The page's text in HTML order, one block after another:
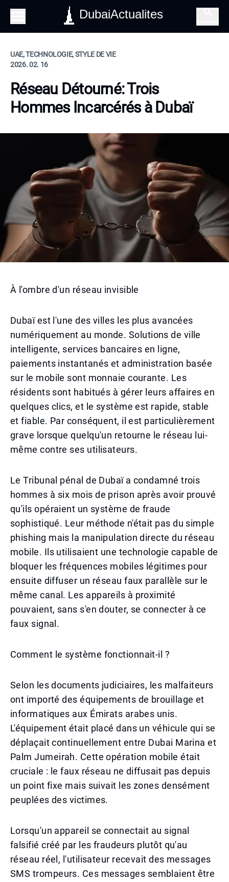
DubaiActualites
UAE, TECHNOLOGIE, STYLE DE VIE
2026. 02. 16
Réseau Détourné: Trois
Hommes Incarcérés à Dubaï
À l'ombre d'un réseau invisible
Dubaï est l'une des villes les plus avancées
numériquement au monde. Solutions de ville
intelligente, services bancaires en ligne,
paiements instantanés et administration basée
sur le mobile sont monnaie courante. Les
résidents sont habitués à gérer leurs affaires en
quelques clics, et le système est rapide, stable
et fiable. Par conséquent, il est particulièrement
grave lorsque quelqu'un retourne le réseau lui-
même contre ses utilisateurs.
Le Tribunal pénal de Dubaï a condamné trois
hommes à six mois de prison après avoir prouvé
qu'ils opéraient un système de fraude
sophistiqué. Leur méthode n'était pas du simple
phishing mais la manipulation directe du réseau
mobile. Ils utilisaient une technologie capable de
bloquer les fréquences mobiles légitimes pour
ensuite diffuser un réseau faux parallèle sur le
même canal. Les appareils à proximité
pouvaient, sans s'en douter, se connecter à ce
faux signal.
Comment le système fonctionnait-il ?
Selon les documents judiciaires, les malfaiteurs
ont importé des équipements de brouillage et
informatiques aux Émirats arabes unis.
L'équipement était placé dans un véhicule qui se
déplaçait continuellement entre Dubai Marina et
Palm Jumeirah. Cette opération mobile était
cruciale : le faux réseau ne diffusait pas depuis
un point fixe mais suivait les zones densément
peuplées des victimes.
Lorsqu'un appareil se connectait au signal
falsifié créé par les fraudeurs plutôt qu'au
réseau réel, l'utilisateur recevait des messages
SMS trompeurs. Ces messages semblaient être